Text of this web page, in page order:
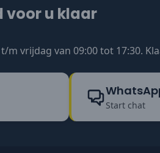
voor u klaar
m vrijdag van 09:00 tot 17:30.
Start chat